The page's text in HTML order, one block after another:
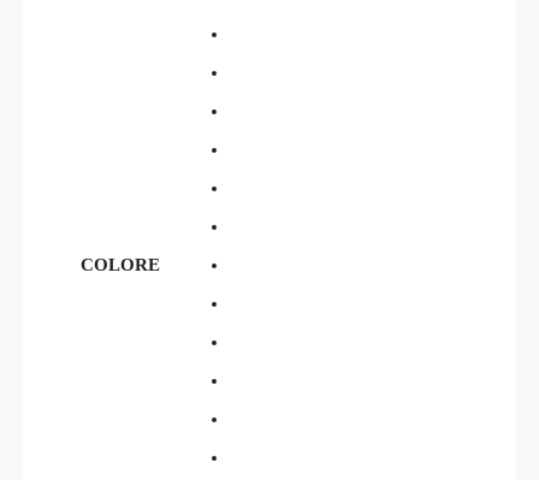
COLORE